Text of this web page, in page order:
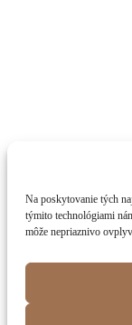
Na poskytovanie tých
týmito technológiami
môže nepriaznivo